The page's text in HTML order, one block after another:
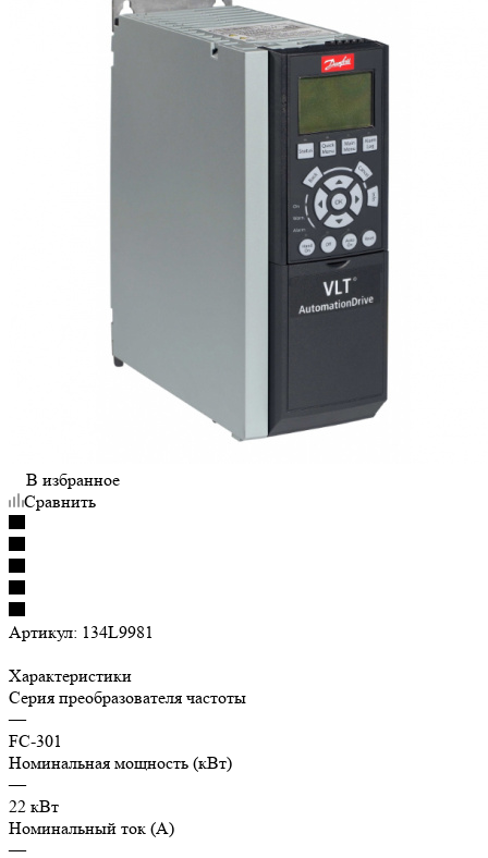
В избранное
Сравнить
Артикул: 134L9981
Характеристики
Серия преобразователя частоты
—
FC-301
Номинальная мощность (кВт)
—
22 кВт
Номинальный ток (А)
—